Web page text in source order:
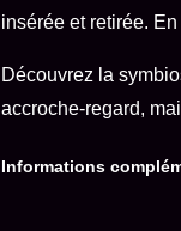
insérée et retirée.
Découvrez la
accroche-regard,
Informations